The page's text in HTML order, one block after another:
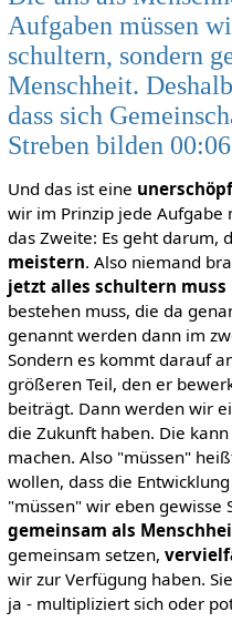
Aufgaben müssen
schultern, sondern
Menschheit.
dass sich
Streben bilden
Und das ist eine
wir im Prinzip jede Aufgabe
das Zweite: Es geht darum,
meistern. Also niemand
jetzt alles schultern muss
bestehen muss, die da
genannt werden dann im
Sondern es kommt darauf
größeren Teil, den er
beiträgt. Dann werden wir
die Zukunft haben. Die
machen. Also "müssen"
wollen, dass die
"müssen" wir eben gewisse
gemeinsam als
gemeinsam setzen,
wir zur Verfügung haben.
ja - multipliziert sich oder